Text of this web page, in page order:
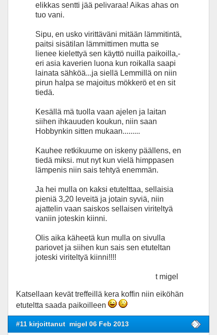
elikkas sentti jää pelivaraa! Aikas ahas on
tuo vani.
Sipu, en usko virittäväni mitään lämmitintä,
paitsi sisätilan lämmittimen mutta se
lienee kielettyä sen käyttö nuilla paikoilla,-
eri asia kaverien luona kun roikalla saapi
lainata sähköä...ja siellä Lemmillä on niin
pirun halpa se majoitus mökkerö et en sit
tiedä.
Kesällä mä tuolla vaan ajelen ja laitan
siihen ihkauuden koukun, niin saan
Hobbynkin sitten mukaan.........
Kauhee retkikuume on iskeny päällens, en
tiedä miksi. mut nyt kun vielä himppasen
lämpenis niin sais tehtyä enemmän.
Ja hei mulla on kaksi etutelttaa, sellaisia
pieniä 3,20 leveitä ja jotain syviä, niin
ajattelin vaan saiskos sellaisen viriteltyä
vaniin joteskin kiinni.
Olis aika käheetä kun mulla on sivulla
pariovet ja siihen kun sais sen etuteltan
joteski viriteltyä kiinni!!!!
t migel
Katsellaan kevät treffeillä kera koffin niin eiköhän
etuteltta saada paikoilleen
#11 kirjoittanut migel 06 Feb 2013